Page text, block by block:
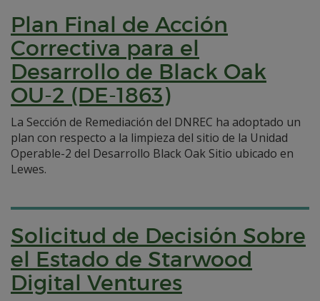
Plan Final de Acción
Correctiva para el
Desarrollo de Black Oak
OU-2 (DE-1863)
La Sección de Remediación del DNREC ha adoptado un
plan con respecto a la limpieza del sitio de la Unidad
Operable-2 del Desarrollo Black Oak Sitio ubicado en
Lewes.
Solicitud de Decisión Sobre
el Estado de Starwood
Digital Ventures